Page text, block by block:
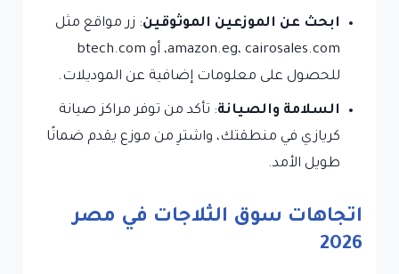
ابحث عن الموزعين الموثوقين: زر مواقع مثل
amazon.eg، cairosales.com، أو btech.com
للحصول على معلومات إضافية عن الموديلات.
السلامة والصيانة: تأكد من توفر مراكز صيانة
كريازي في منطقتك، واشترِ من موزع يقدم ضمانًا
طويل الأمد.
اتجاهات سوق الثلاجات في مصر
2026